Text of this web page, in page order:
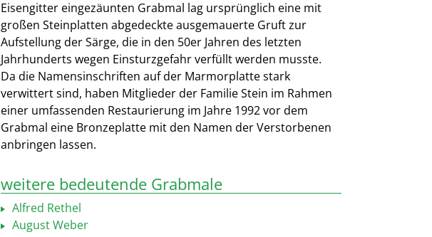
Eisengitter eingezäunten Grabmal lag ursprünglich eine mit
großen Steinplatten abgedeckte ausgemauerte Gruft zur
Aufstellung der Särge, die in den 50er Jahren des letzten
Jahrhunderts wegen Einsturzgefahr verfüllt werden musste.
Da die Namensinschriften auf der Marmorplatte stark
verwittert sind, haben Mitglieder der Familie Stein im Rahmen
einer umfassenden Restaurierung im Jahre 1992 vor dem
Grabmal eine Bronzeplatte mit den Namen der Verstorbenen
anbringen lassen.
weitere bedeutende Grabmale
Alfred Rethel
August Weber